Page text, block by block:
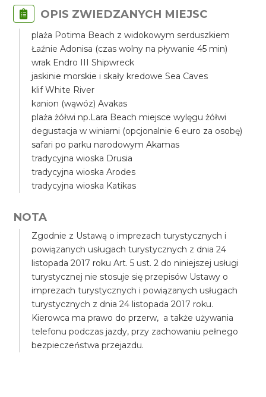
OPIS ZWIEDZANYCH MIEJSC
plaża Potima Beach z widokowym serduszkiem
Łaźnie Adonisa (czas wolny na pływanie 45 min)
wrak Endro III Shipwreck
jaskinie morskie i skały kredowe Sea Caves
klif White River
kanion (wąwóz) Avakas
plaża żółwi np.Lara Beach miejsce wylęgu żółwi
degustacja w winiarni (opcjonalnie 6 euro za osobę)
safari po parku narodowym Akamas
tradycyjna wioska Drusia
tradycyjna wioska Arodes
tradycyjna wioska Katikas
NOTA
Zgodnie z Ustawą o imprezach turystycznych i
powiązanych usługach turystycznych z dnia 24
listopada 2017 roku Art. 5 ust. 2 do niniejszej usługi
turystycznej nie stosuje się przepisów Ustawy o
imprezach turystycznych i powiązanych usługach
turystycznych z dnia 24 listopada 2017 roku.
Kierowca ma prawo do przerw, a także używania
telefonu podczas jazdy, przy zachowaniu pełnego
bezpieczeństwa przejazdu.